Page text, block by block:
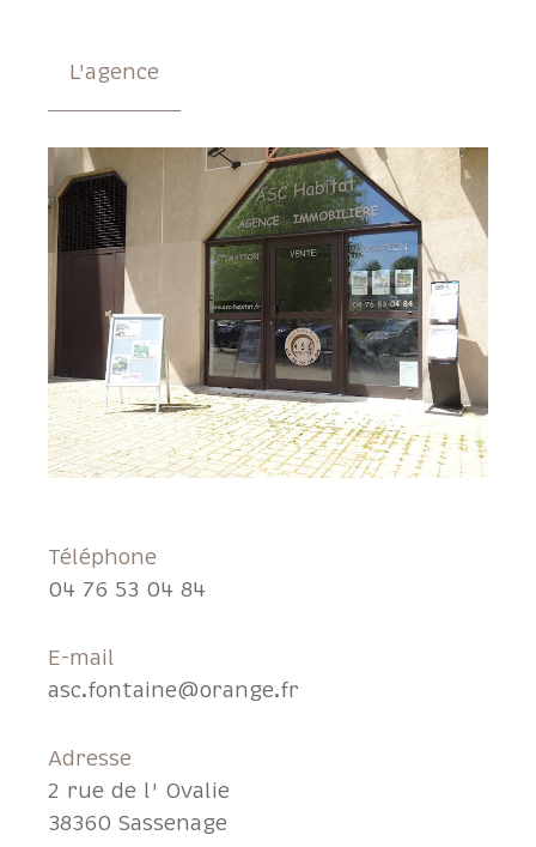
L'agence
Téléphone
04 76 53 04 84
E-mail
asc.fontaine@orange.fr
Adresse
2 rue de l' Ovalie
38360 Sassenage